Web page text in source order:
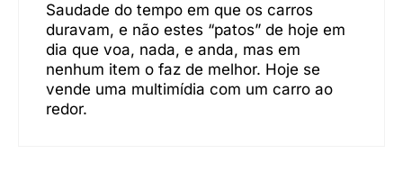
Saudade do tempo em que os carros
duravam, e não estes “patos” de hoje em
dia que voa, nada, e anda, mas em
nenhum item o faz de melhor. Hoje se
vende uma multimídia com um carro ao
redor.